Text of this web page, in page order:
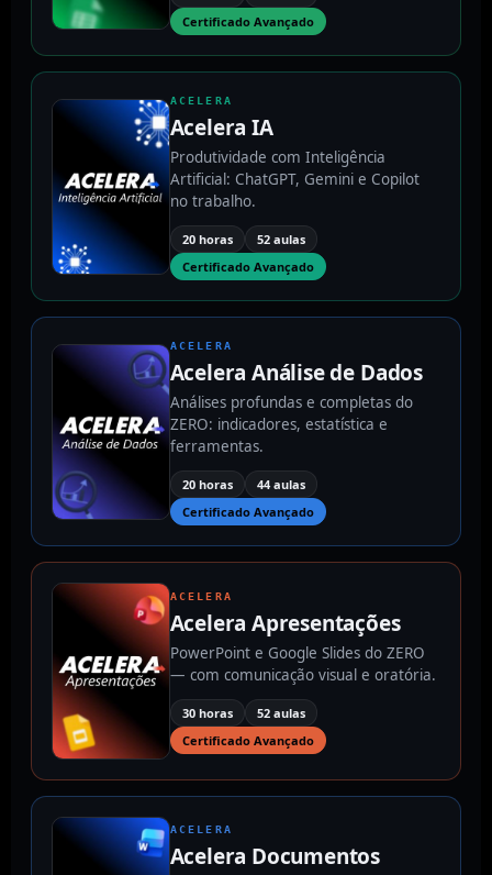
Certificado Avançado
ACELERA
Acelera IA
Produtividade com Inteligência
Artificial: ChatGPT, Gemini e Copilot
no trabalho.
20 horas
52 aulas
Certificado Avançado
ACELERA
Acelera Análise de Dados
Análises profundas e completas do
ZERO: indicadores, estatística e
ferramentas.
20 horas
44 aulas
Certificado Avançado
ACELERA
Acelera Apresentações
PowerPoint e Google Slides do ZERO
— com comunicação visual e oratória.
30 horas
52 aulas
Certificado Avançado
ACELERA
Acelera Documentos